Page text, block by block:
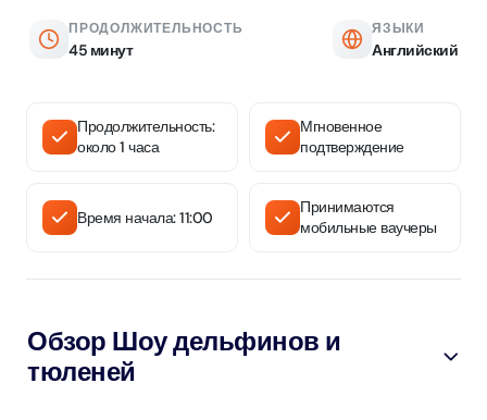
ПРОДОЛЖИТЕЛЬНОСТЬ
45 минут
ЯЗЫКИ
Английский
Продолжительность:
около 1 часа
Мгновенное
подтверждение
Время начала: 11:00
Принимаются
мобильные ваучеры
Обзор Шоу дельфинов и
тюленей